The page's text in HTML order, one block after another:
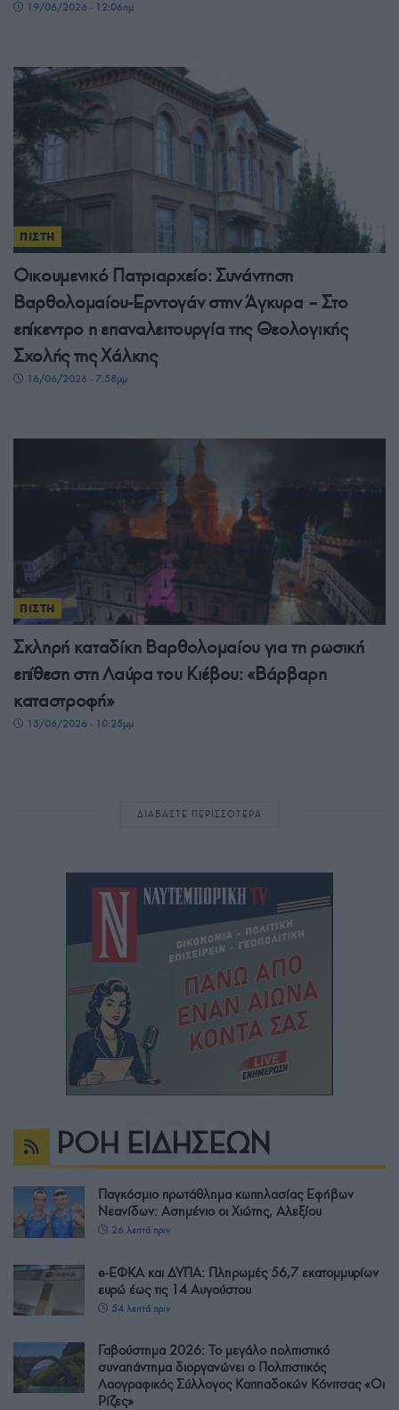
19/06/2026 - 12:06πμ
ΠΙΣΤΗ
Οικουμενικό Πατριαρχείο: Συνάντηση
Βαρθολομαίου-Ερντογάν στην Άγκυρα – Στο
επίκεντρο η επαναλειτουργία της Θεολογικής
Σχολής της Χάλκης
16/06/2026 - 7:58μμ
ΠΙΣΤΗ
Σκληρή καταδίκη Βαρθολομαίου για τη ρωσική
επίθεση στη Λαύρα του Κιέβου: «Βάρβαρη
καταστροφή»
15/06/2026 - 10:25μμ
ΔΙΑΒΑΣΤΕ ΠΕΡΙΣΣΟΤΕΡΑ
ΡΟΗ ΕΙΔΗΣΕΩΝ
Παγκόσμιο πρωτάθλημα κωπηλασίας Εφήβων
Νεανίδων: Ασημένιο οι Χιώτης, Αλεξίου
26 λεπτά πριν
e-ΕΦΚΑ και ΔΥΠΑ: Πληρωμές 56,7 εκατομμυρίων
ευρώ έως τις 14 Αυγούστου
54 λεπτά πριν
Γαβούστημα 2026: Το μεγάλο πολιτιστικό
συναπάντημα διοργανώνει ο Πολιτιστικός
Λαογραφικός Σύλλογος Καππαδοκών Κόνιτσας «Οι
Ρίζες»